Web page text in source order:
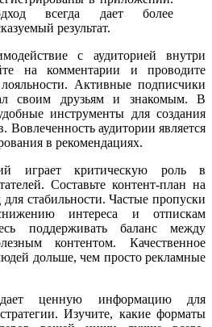
всегда дает более
результат.
с аудиторией внутри
на комментарии и проводите
Активные подписчики
своим друзьям и знакомым. В
инструменты для создания
Вовлеченность аудитории является
в рекомендациях.
играет критическую роль в
Составьте контент-план на
стабильности. Частые пропуски
интереса и отпискам
поддерживать баланс между
контентом. Качественное
дольше, чем просто рекламные
ценную информацию для
Изучите, какие форматы